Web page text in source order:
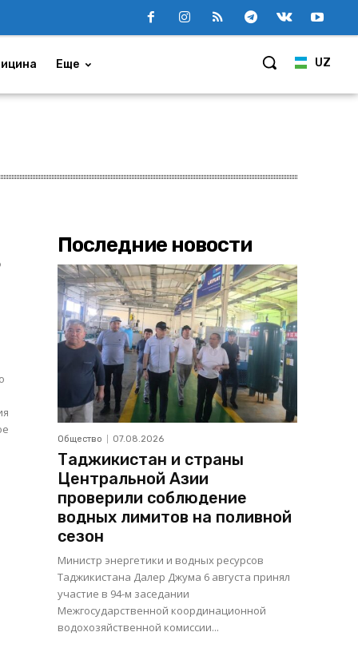
UZ
Еще
Последние новости
Общество 07.08.2026
Таджикистан и страны
Центральной Азии
проверили соблюдение
водных лимитов на поливной
сезон
Министр энергетики и водных ресурсов
Таджикистана Далер Джума 6 августа принял
участие в 94-м заседании
Межгосударственной координационной
водохозяйственной комиссии...